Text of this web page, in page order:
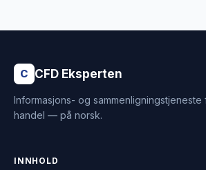
C CFD Eksperten
Informasjons- og sammenligningstjeneste
handel — på norsk.
INNHOLD